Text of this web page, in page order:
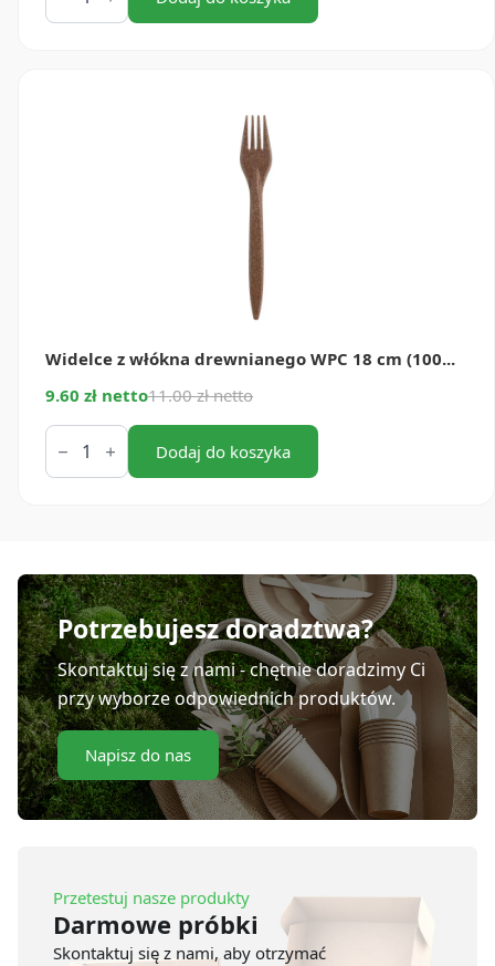
z
włókna
Widelce z włókna drewnianego WPC 18 cm (100...
9.60 zł netto11.00 zł netto
ilość
Widelce
z
włókna
(100
szt.)
Dodaj do koszyka
Potrzebujesz doradztwa?
Skontaktuj się z nami - chętnie doradzimy Ci
przy wyborze odpowiednich produktów.
Napisz do nas
Przetestuj nasze produkty
Darmowe próbki
Skontaktuj się z nami, aby otrzymać